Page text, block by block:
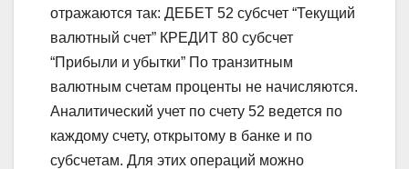
отражаются так: ДЕБЕТ 52 субсчет “Текущий
валютный счет” КРЕДИТ 80 субсчет
“Прибыли и убытки” По транзитным
валютным счетам проценты не начисляются.
Аналитический учет по счету 52 ведется по
каждому счету, открытому в банке и по
субсчетам. Для этих операций можно